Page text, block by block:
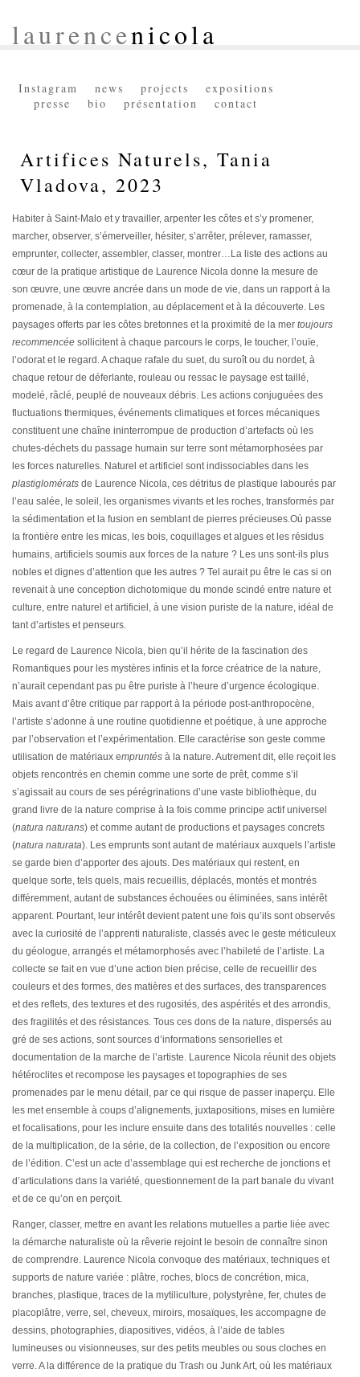
laurencenicola
Instagram news projects
expositions
presse
bio présentation contact
Artifices Naturels, Tania
Vladova, 2023
Habiter à Saint-Malo et y travailler, arpenter les côtes et s’y promener,
marcher, observer, s’émerveiller, hésiter, s’arrêter, prélever, ramasser,
emprunter, collecter, assembler, classer, montrer…La liste des actions au
cœur de la pratique artistique de Laurence Nicola donne la mesure de
son œuvre, une œuvre ancrée dans un mode de vie, dans un rapport à la
promenade, à la contemplation, au déplacement et à la découverte. Les
paysages offerts par les côtes bretonnes et la proximité de la mer toujours
recommencée sollicitent à chaque parcours le corps, le toucher, l’ouïe,
l’odorat et le regard. A chaque rafale du suet, du suroît ou du nordet, à
chaque retour de déferlante, rouleau ou ressac le paysage est taillé,
modelé, râclé, peuplé de nouveaux débris. Les actions conjuguées des
fluctuations thermiques, événements climatiques et forces mécaniques
constituent une chaîne ininterrompue de production d’artefacts où les
chutes-déchets du passage humain sur terre sont métamorphosées par
les forces naturelles. Naturel et artificiel sont indissociables dans les
plastiglomérats de Laurence Nicola, ces détritus de plastique labourés par
l’eau salée, le soleil, les organismes vivants et les roches, transformés par
la sédimentation et la fusion en semblant de pierres précieuses.Où passe
la frontière entre les micas, les bois, coquillages et algues et les résidus
humains, artificiels soumis aux forces de la nature ? Les uns sont-ils plus
nobles et dignes d’attention que les autres ? Tel aurait pu être le cas si on
revenait à une conception dichotomique du monde scindé entre nature et
culture, entre naturel et artificiel, à une vision puriste de la nature, idéal de
tant d’artistes et penseurs.
Le regard de Laurence Nicola, bien qu’il hérite de la fascination des
Romantiques pour les mystères infinis et la force créatrice de la nature,
n’aurait cependant pas pu être puriste à l’heure d’urgence écologique.
Mais avant d’être critique par rapport à la période post-anthropocène,
l’artiste s’adonne à une routine quotidienne et poétique, à une approche
par l’observation et l’expérimentation. Elle caractérise son geste comme
utilisation de matériaux empruntés à la nature. Autrement dit, elle reçoit les
objets rencontrés en chemin comme une sorte de prêt, comme s’il
s’agissait au cours de ses pérégrinations d’une vaste bibliothèque, du
grand livre de la nature comprise à la fois comme principe actif universel
(natura naturans) et comme autant de productions et paysages concrets
(natura naturata). Les emprunts sont autant de matériaux auxquels l’artiste
se garde bien d’apporter des ajouts. Des matériaux qui restent, en
quelque sorte, tels quels, mais recueillis, déplacés, montés et montrés
différemment, autant de substances échouées ou éliminées, sans intérêt
apparent. Pourtant, leur intérêt devient patent une fois qu’ils sont observés
avec la curiosité de l’apprenti naturaliste, classés avec le geste méticuleux
du géologue, arrangés et métamorphosés avec l’habileté de l’artiste. La
collecte se fait en vue d’une action bien précise, celle de recueillir des
couleurs et des formes, des matières et des surfaces, des transparences
et des reflets, des textures et des rugosités, des aspérités et des arrondis,
des fragilités et des résistances. Tous ces dons de la nature, dispersés au
gré de ses actions, sont sources d’informations sensorielles et
documentation de la marche de l’artiste. Laurence Nicola réunit des objets
hétéroclites et recompose les paysages et topographies de ses
promenades par le menu détail, par ce qui risque de passer inaperçu. Elle
les met ensemble à coups d’alignements, juxtapositions, mises en lumière
et focalisations, pour les inclure ensuite dans des totalités nouvelles : celle
de la multiplication, de la série, de la collection, de l’exposition ou encore
de l’édition. C’est un acte d’assemblage qui est recherche de jonctions et
d’articulations dans la variété, questionnement de la part banale du vivant
et de ce qu’on en perçoit.
Ranger, classer, mettre en avant les relations mutuelles a partie liée avec
la démarche naturaliste où la rêverie rejoint le besoin de connaître sinon
de comprendre. Laurence Nicola convoque des matériaux, techniques et
supports de nature variée : plâtre, roches, blocs de concrétion, mica,
branches, plastique, traces de la mytiliculture, polystyrène, fer, chutes de
placoplâtre, verre, sel, cheveux, miroirs, mosaïques, les accompagne de
dessins, photographies, diapositives, vidéos, à l’aide de tables
lumineuses ou visionneuses, sur des petits meubles ou sous cloches en
verre. A la différence de la pratique du Trash ou Junk Art, où les matériaux